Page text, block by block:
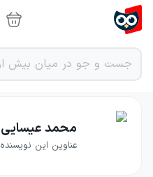
محمد عیسایی
عناوین این نویسنده